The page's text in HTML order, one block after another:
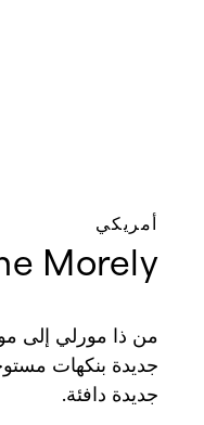
أمريكي
Morely
من ذا مورلي إلى
جديدة بنكهات
جديدة دافئة.